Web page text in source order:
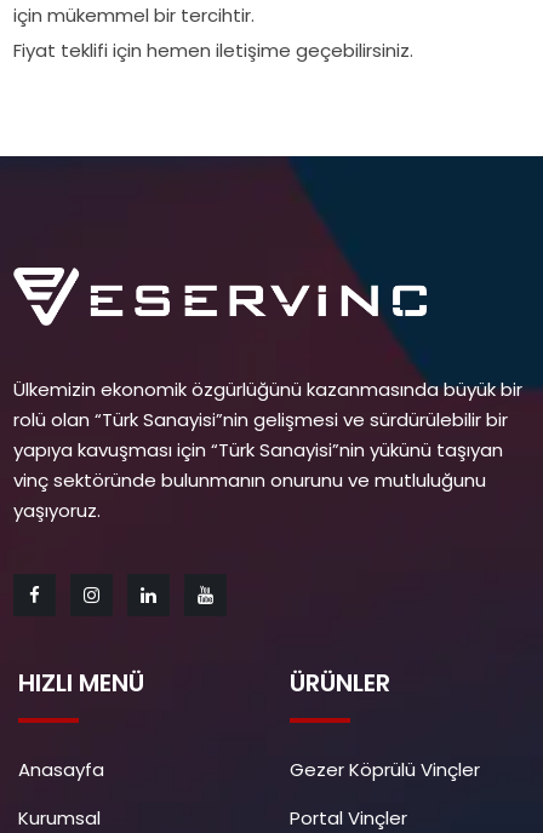
için mükemmel bir tercihtir.
Fiyat teklifi için hemen iletişime geçebilirsiniz.
Ülkemizin ekonomik özgürlüğünü kazanmasında büyük bir
rolü olan “Türk Sanayisi”nin gelişmesi ve sürdürülebilir bir
yapıya kavuşması için “Türk Sanayisi”nin yükünü taşıyan
vinç sektöründe bulunmanın onurunu ve mutluluğunu
yaşıyoruz.
HIZLI MENÜ
Anasayfa
Kurumsal
ÜRÜNLER
Gezer Köprülü Vinçler
Portal Vinçler